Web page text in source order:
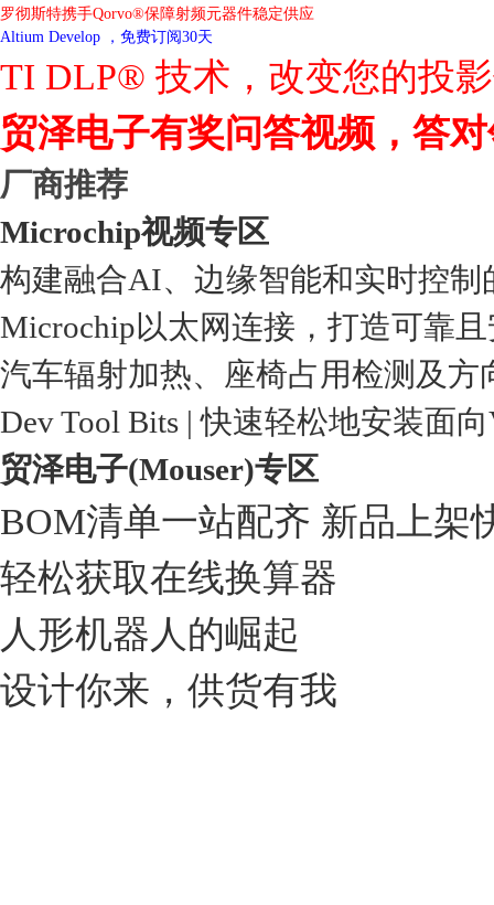
罗彻斯特携手Qorvo®保障射频元器件稳定供应
Altium Develop ，免费订阅30天
TI DLP® 技术，改变您的投
贸泽电子有奖问答视频，答
厂商推荐
Microchip视频专区
构建融合AI、边缘智能和实时控制
Microchip以太网连接，打造可靠
汽车辐射加热、座椅占用检测及
Dev Tool Bits | 快速轻松地安装面
贸泽电子(Mouser)专区
BOM清单一站配齐 新品上架
轻松获取在线换算器
人形机器人的崛起
设计你来，供货有我